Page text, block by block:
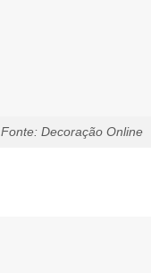
Fonte: Decoração Online